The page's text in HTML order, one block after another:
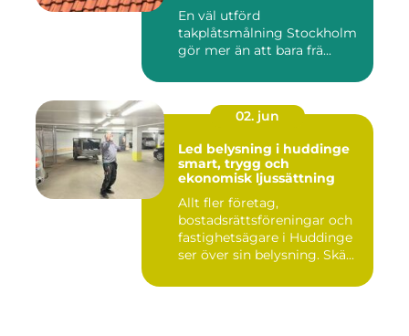
En väl utförd
takplåtsmålning Stockholm
gör mer än att bara frä...
02. jun
Led belysning i huddinge
smart, trygg och
ekonomisk ljussättning
Allt fler företag,
bostadsrättsföreningar och
fastighetsägare i Huddinge
ser över sin belysning. Skä...